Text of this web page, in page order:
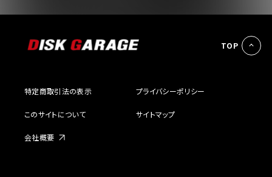
TOP
特定商取引法の表示 プライバシーポリシー
このサイトについて サイトマップ
会社概要